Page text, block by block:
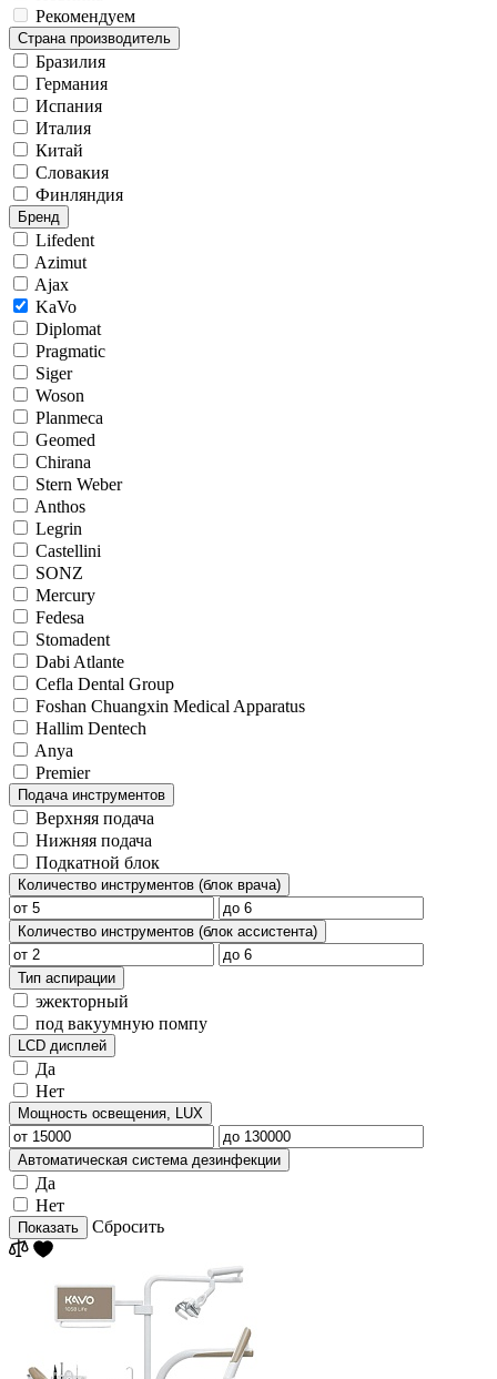
Рекомендуем
Страна производитель
Бразилия
Германия
Испания
Италия
Китай
Словакия
Финляндия
Бренд
Lifedent
Azimut
Ajax
KaVo
Diplomat
Pragmatic
Siger
Woson
Planmeca
Geomed
Chirana
Stern Weber
Anthos
Legrin
Castellini
SONZ
Mercury
Fedesa
Stomadent
Dabi Atlante
Cefla Dental Group
Foshan Chuangxin Medical Apparatus
Hallim Dentech
Anya
Premier
Подача инструментов
Верхняя подача
Нижняя подача
Подкатной блок
Количество инструментов (блок врача)
Количество инструментов (блок ассистента)
Тип аспирации
эжекторный
под вакуумную помпу
LCD дисплей
Да
Нет
Мощность освещения, LUX
Автоматическая система дезинфекции
Да
Нет
Показать Сбросить